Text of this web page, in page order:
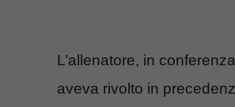
L’allenatore, in
aveva rivolto in